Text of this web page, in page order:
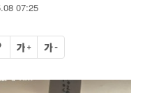
07:25
하기
복사
글자 크게글자 작게